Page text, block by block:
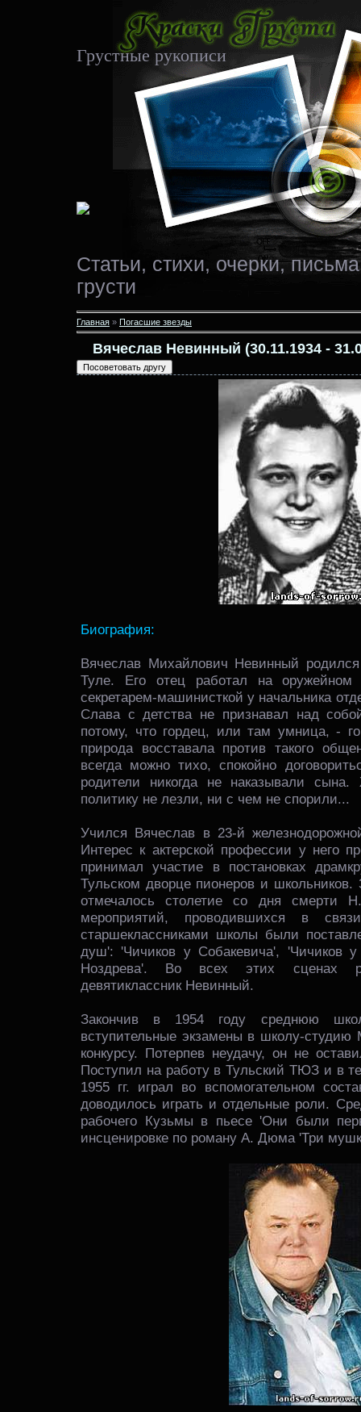
Грустные рукописи
Статьи, стихи, очерки,
грусти
Главная » Погасшие звезды
Вячеслав Невинный (30.11.1934 -
Биография:
Вячеслав Михайлович Невинный
Туле. Его отец работал на
секретарем-машинисткой у начальника
Слава с детства не признавал над
потому, что гордец, или там умница, -
природа восставала против такого
всегда можно тихо, спокойно
родители никогда не наказывали
политику не лезли, ни с чем не спорили...
Учился Вячеслав в 23-й
Интерес к актерской профессии у него
принимал участие в постановках
Тульском дворце пионеров и школьников.
отмечалось столетие со дня смерти
мероприятий, проводившихся в
старшеклассниками школы были
душ': 'Чичиков у Собакевича', 'Чичиков
Ноздрева'. Во всех этих сценах
девятиклассник Невинный.
Закончив в 1954 году среднюю
вступительные экзамены в школу-
конкурсу. Потерпев неудачу, он не
Поступил на работу в Тульский ТЮЗ и в
1955 гг. играл во вспомогательном
доводилось играть и отдельные роли.
рабочего Кузьмы в пьесе 'Они были
инсценировке по роману А. Дюма 'Три